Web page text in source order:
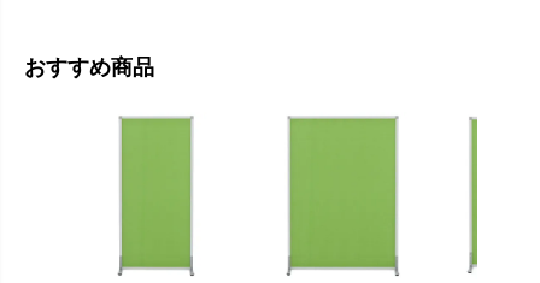
おすすめ商品